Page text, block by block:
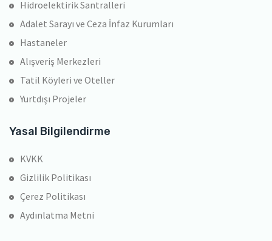
Hidroelektirik Santralleri
Adalet Sarayı ve Ceza İnfaz Kurumları
Hastaneler
Alışveriş Merkezleri
Tatil Köyleri ve Oteller
Yurtdışı Projeler
Yasal Bilgilendirme
KVKK
Gizlilik Politikası
Çerez Politikası
Aydınlatma Metni